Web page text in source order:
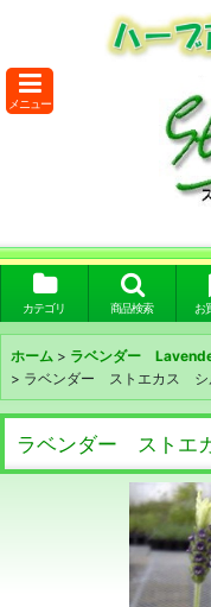
メニュー
カテゴリ 商品検索 お
ホーム > ラベンダー
> ラベンダー ストエカス
ラベンダー スト